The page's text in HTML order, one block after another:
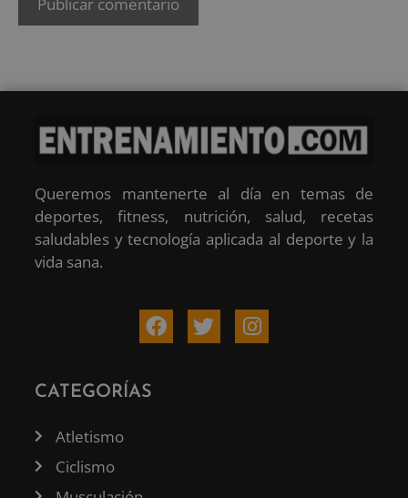
Queremos mantenerte al día en temas de
deportes, fitness, nutrición, salud, recetas
saludables y tecnología aplicada al deporte y la
vida sana.
CATEGORÍAS
Atletismo
Ciclismo